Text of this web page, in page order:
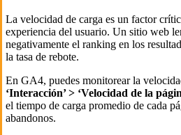
La velocidad de carga es un factor
experiencia del usuario. Un sitio web
negativamente el ranking en los
la tasa de rebote.
En GA4, puedes monitorear la
‘Interacción’ > ‘Velocidad de la
el tiempo de carga promedio de cada
abandonos.